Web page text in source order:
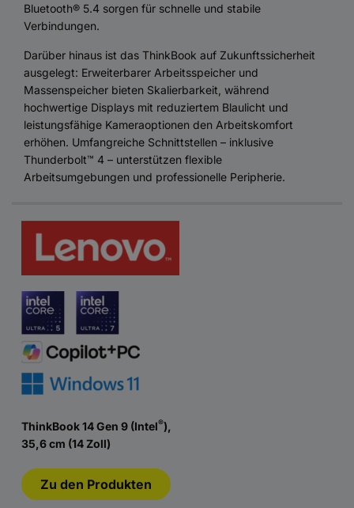
Bluetooth® 5.4 sorgen für schnelle und stabile
Verbindungen.
Darüber hinaus ist das ThinkBook auf Zukunftssicherheit
ausgelegt: Erweiterbarer Arbeitsspeicher und
Massenspeicher bieten Skalierbarkeit, während
hochwertige Displays mit reduziertem Blaulicht und
leistungsfähige Kameraoptionen den Arbeitskomfort
erhöhen. Umfangreiche Schnittstellen – inklusive
Thunderbolt™ 4 – unterstützen flexible
Arbeitsumgebungen und professionelle Peripherie.
ThinkBook 14 Gen 9 (Intel®),
35,6 cm (14 Zoll)
Zu den Produkten